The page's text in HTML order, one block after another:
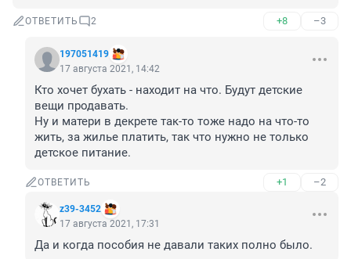
ОТВЕТИТЬ 2 +8 –3
197051419
17 августа 2021, 14:42
Кто хочет бухать - находит на что. Будут детские
вещи продавать.
Ну и матери в декрете так-то тоже надо на что-то
жить, за жилье платить, так что нужно не только
детское питание.
ОТВЕТИТЬ +1 –2
z39-3452
17 августа 2021, 17:31
Да и когда пособия не давали таких полно было.